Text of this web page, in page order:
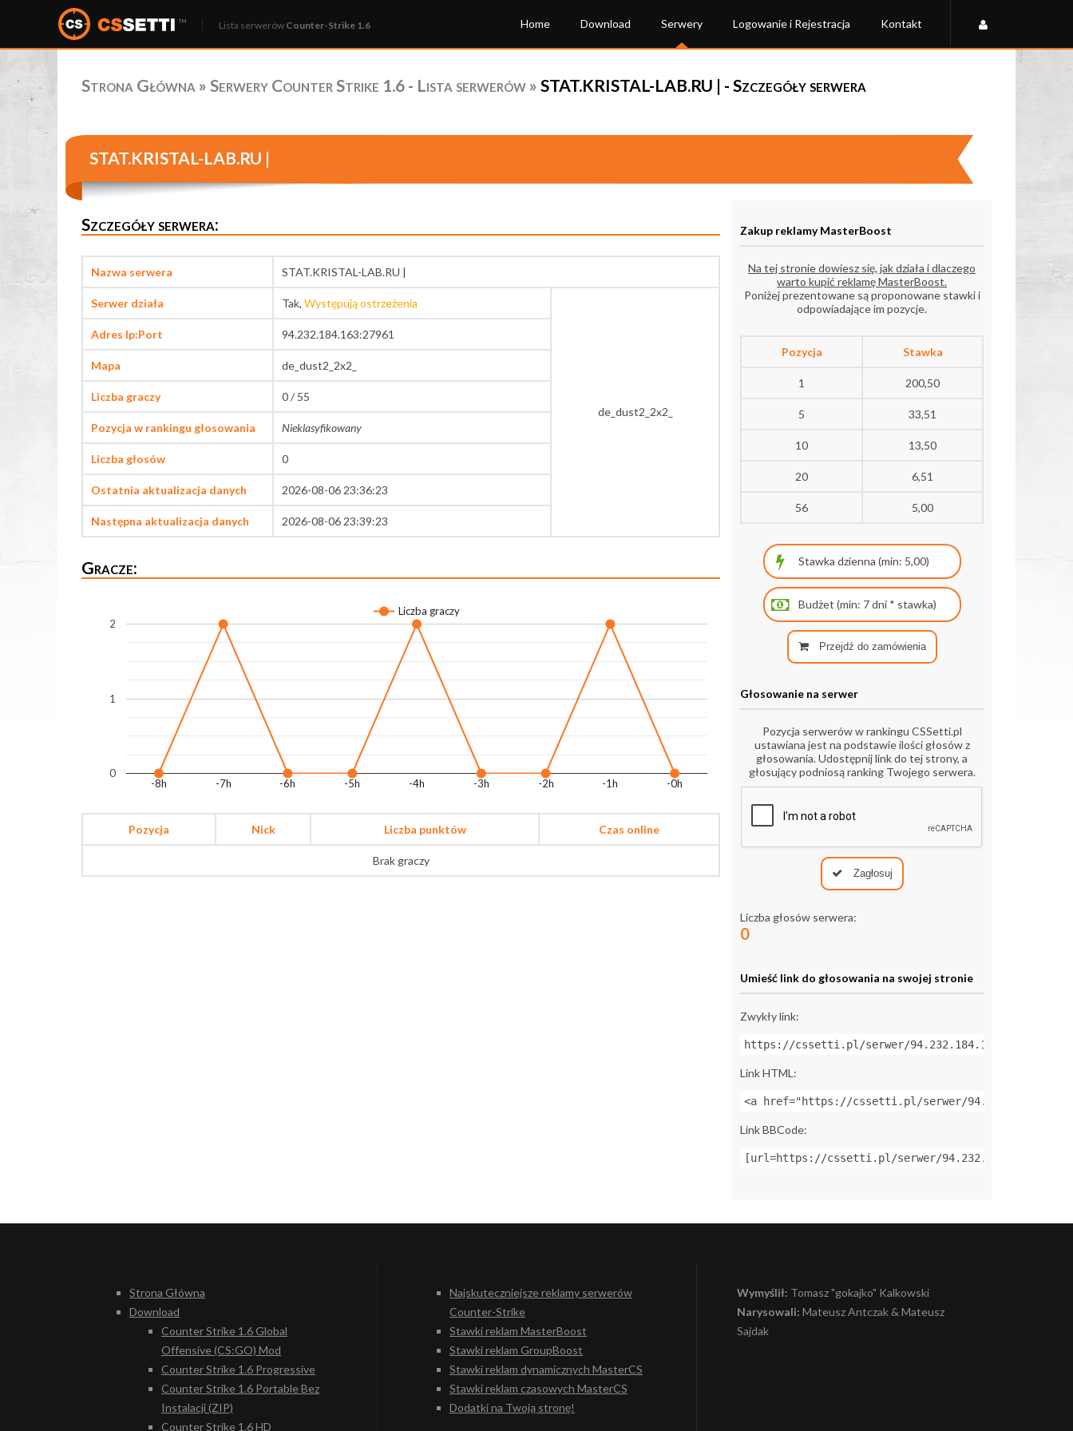
Lista serwerów Counter-Strike 1.6 Home Download Serwery Logowanie i Rejestracja Kontakt
Strona Główna » Serwery Counter Strike 1.6 - Lista serwerów » STAT.KRISTAL-LAB.RU | - Szczegóły serwera
STAT.KRISTAL-LAB.RU |
Szczegóły serwera:
Nazwa serwera STAT.KRISTAL-LAB.RU |
Serwer działa Tak, Występują ostrzeżenia
de_dust2_2x2_
Adres Ip:Port 94.232.184.163:27961
Mapa de_dust2_2x2_
Liczba graczy 0 / 55
Pozycja w rankingu głosowania Nieklasyfikowany
Liczba głosów 0
Ostatnia aktualizacja danych 2026-08-06 23:36:23
Następna aktualizacja danych 2026-08-06 23:39:23
Gracze:
Liczba graczy
-8h -7h -6h -5h -4h -3h -2h -1h -0h
0
1
2
Pozycja Nick Liczba punktów Czas online
Brak graczy
Zakup reklamy MasterBoost
Na tej stronie dowiesz się, jak działa i dlaczego
warto kupić reklamę MasterBoost.
Poniżej prezentowane są proponowane stawki i
odpowiadające im pozycje.
Pozycja Stawka
1 200,50
5 33,51
10 13,50
20 6,51
56 5,00
Przejdź do zamówienia
Głosowanie na serwer
Pozycja serwerów w rankingu CSSetti.pl
ustawiana jest na podstawie ilości głosów z
głosowania. Udostępnij link do tej strony, a
głosujący podniosą ranking Twojego serwera.
Zagłosuj
Liczba głosów serwera:
0
Umieść link do głosowania na swojej stronie
Zwykły link:
https://cssetti.pl/serwer/94.232.184.163:27961
Link HTML:
<a href="https://cssetti.pl/serwer/
Link BBCode:
[url=https://cssetti.pl/serwer/
Strona Główna
Download
Counter Strike 1.6 Global
Offensive (CS:GO) Mod
Counter Strike 1.6 Progressive
Counter Strike 1.6 Portable Bez
Instalacji (ZIP)
Counter Strike 1.6 HD
Najskuteczniejsze reklamy serwerów
Counter-Strike
Stawki reklam MasterBoost
Stawki reklam GroupBoost
Stawki reklam dynamicznych MasterCS
Stawki reklam czasowych MasterCS
Dodatki na Twoją stronę!
Wymyślił: Tomasz "gokajko" Kalkowski
Narysowali: Mateusz Antczak & Mateusz
Sajdak